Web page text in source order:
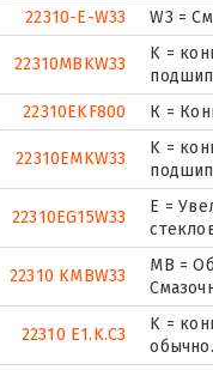
22310-E-W33
W3 =
22310MBKW33
K =
22310EKF800
К =
22310EMKW33
K =
22310EG15W33
E =
22310 KMBW33
MB =
22310 E1.K.C3
K =
обычно.